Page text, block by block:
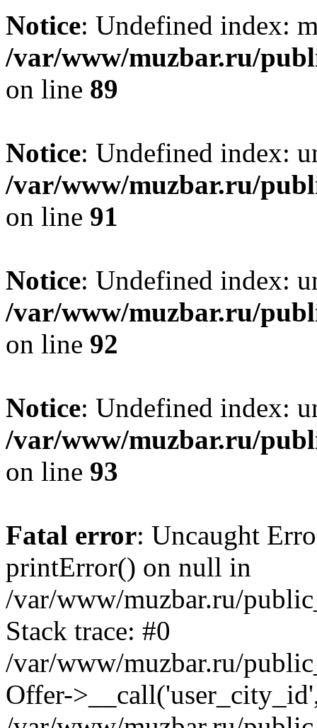
Notice: Undefined index:
/var/www/muzbar.ru/
on line 89
Notice: Undefined index:
/var/www/muzbar.ru/
on line 91
Notice: Undefined index:
/var/www/muzbar.ru/
on line 92
Notice: Undefined index:
/var/www/muzbar.ru/
on line 93
Fatal error: Uncaught
printError() on null in
/var/www/muzbar.ru/
Stack trace: #0
/var/www/muzbar.ru/
Offer-